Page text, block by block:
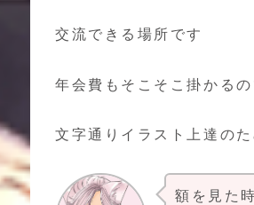
交流できる場所です
年会費もそこそこ掛かるの
文字通りイラスト上達の
額を見た